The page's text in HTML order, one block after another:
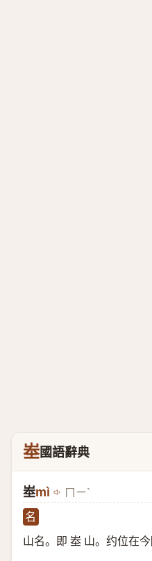
峚國語辭典
峚mì ㄇㄧˋ
名
山名。即 峚 山。约位在今